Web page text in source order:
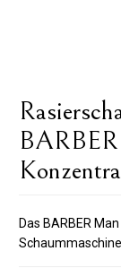
Das BARBER
Schaummaschine.